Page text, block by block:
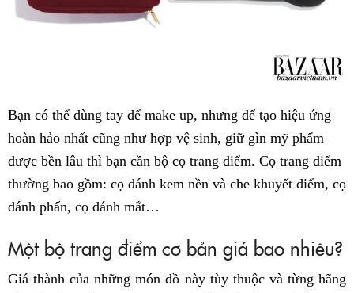
Bạn có thể dùng tay để make up, nhưng để tạo hiệu ứng
hoàn hảo nhất cũng như hợp vệ sinh, giữ gìn mỹ phẩm
được bền lâu thì bạn cần bộ cọ trang điểm. Cọ trang điểm
thường bao gồm: cọ đánh kem nền và che khuyết điểm, cọ
đánh phấn, cọ đánh mắt…
Một bộ trang điểm cơ bản giá bao nhiêu?
Giá thành của những món đồ này tùy thuộc và từng hãng